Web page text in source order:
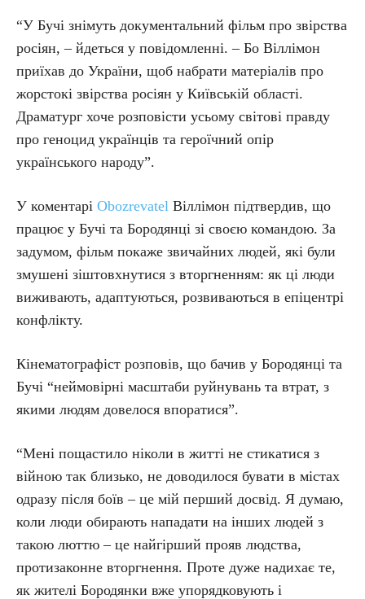
“У Бучі знімуть документальний фільм про звірства
росіян, – йдеться у повідомленні. – Бо Віллімон
приїхав до України, щоб набрати матеріалів про
жорстокі звірства росіян у Київській області.
Драматург хоче розповісти усьому світові правду
про геноцид українців та героїчний опір
українського народу”.
У коментарі Obozrevatel Віллімон підтвердив, що
працює у Бучі та Бородянці зі своєю командою. За
задумом, фільм покаже звичайних людей, які були
змушені зіштовхнутися з вторгненням: як ці люди
виживають, адаптуються, розвиваються в епіцентрі
конфлікту.
Кінематографіст розповів, що бачив у Бородянці та
Бучі “неймовірні масштаби руйнувань та втрат, з
якими людям довелося впоратися”.
“Мені пощастило ніколи в житті не стикатися з
війною так близько, не доводилося бувати в містах
одразу після боїв – це мій перший досвід. Я думаю,
коли люди обирають нападати на інших людей з
такою люттю – це найгірший прояв людства,
протизаконне вторгнення. Проте дуже надихає те,
як жителі Бородянки вже упорядковують і